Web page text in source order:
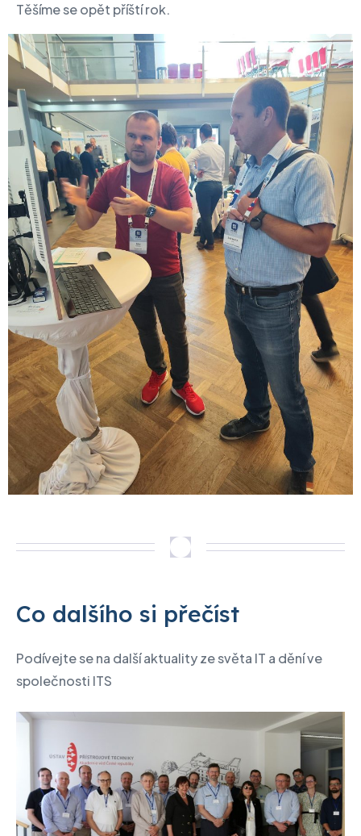
Těšíme se opět příští rok.
Co dalšího si přečíst
Podívejte se na další aktuality ze světa IT a dění ve
společnosti ITS